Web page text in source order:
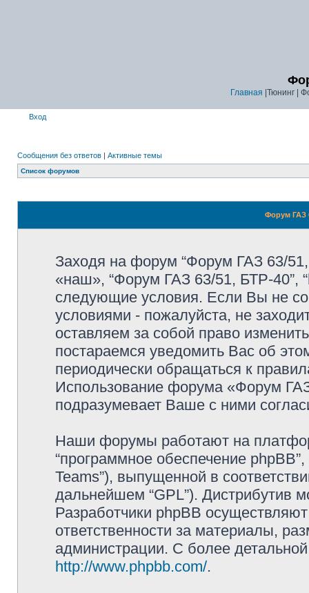
Главная |Тюнинг |
Вход
Сообщения без ответов | Активные темы
Список форумов
Форум ГАЗ
Заходя на форум “Форум ГАЗ 63/
«наш», “Форум ГАЗ 63/51, БТР-40”,
следующие условия. Если Вы не
условиями - пожалуйста, не
оставляем за собой право
постараемся уведомить Вас об
периодически обращаться к
Использование форума «Форум
подразумевает Ваше с ними
Наши форумы работают на
“программное обеспечение
Teams”), выпущенной в
дальнейшем “GPL”). Дистрибутив
Разработчики phpBB
ответственности за материалы,
администрации. С более
http://www.phpbb.com/.